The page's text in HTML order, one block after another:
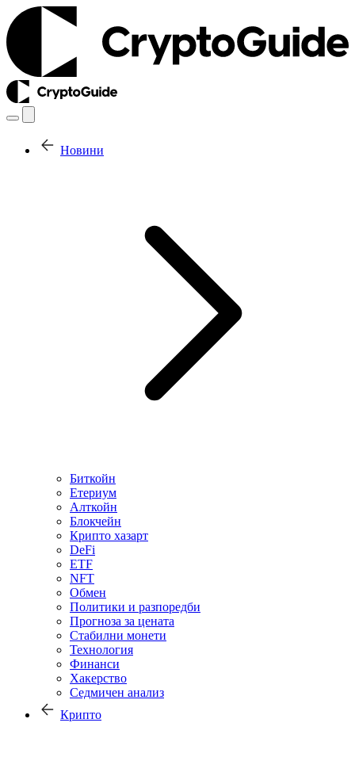
Новини
Биткойн
Етериум
Алткойн
Блокчейн
Крипто хазарт
DeFi
ETF
NFT
Обмен
Политики и разпоредби
Прогноза за цената
Стабилни монети
Технология
Финанси
Хакерство
Седмичен анализ
Крипто